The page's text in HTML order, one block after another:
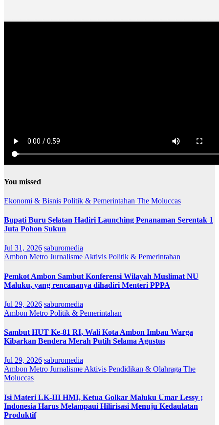
You missed
Ekonomi & Bisnis Politik & Pemerintahan The Moluccas
Bupati Buru Selatan Hadiri Launching Penanaman Serentak 1
Juta Pohon Sukun
Jul 31, 2026 saburomedia
Ambon Metro Jurnalisme Aktivis Politik & Pemerintahan
Pemkot Ambon Sambut Konferensi Wilayah Muslimat NU
Maluku, yang rencananya dihadiri Menteri PPPA
Jul 29, 2026 saburomedia
Ambon Metro Politik & Pemerintahan
Sambut HUT Ke-81 RI, Wali Kota Ambon Imbau Warga
Kibarkan Bendera Merah Putih Selama Agustus
Jul 29, 2026 saburomedia
Ambon Metro Jurnalisme Aktivis Pendidikan & Olahraga The
Moluccas
Isi Materi LK-III HMI, Ketua Golkar Maluku Umar Lessy ;
Indonesia Harus Melampaui Hilirisasi Menuju Kedaulatan
Produktif